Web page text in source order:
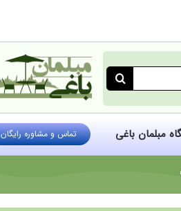
مبلمان باغی تماس و مشاوره رایگان